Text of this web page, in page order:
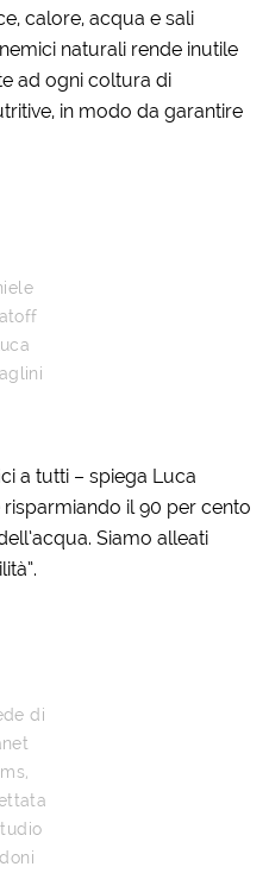
calore, acqua e sali
naturali rende inutile
ad ogni coltura di
in modo da garantire
a tutti – spiega Luca
il 90 per cento
Siamo alleati
di